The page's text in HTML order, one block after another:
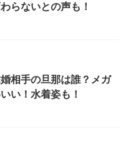
らないとの声も！
相手の旦那は誰？メガ
い！水着姿も！